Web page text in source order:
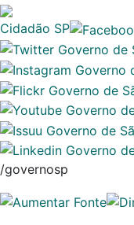
Cidadão SP
/governosp